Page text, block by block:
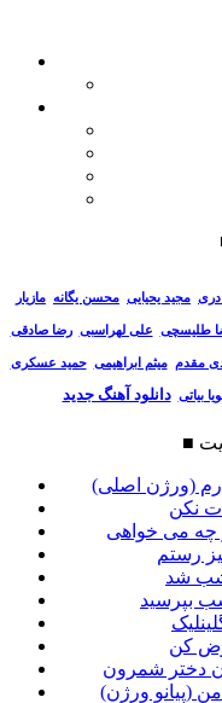
مجید یحیایی محسن یگانه مازیار
طلیسچی علی لهراسبی رضا صادقی
مقدم میثم ابراهیمی حمید عسکری
بیاتی دانلود آهنگ جدید
■
(ورژن اصلی)
نکن
چه می خواهی
رستم
شب شد
بپرسید
کن
دختر شمرون
(پیانو ورژن)